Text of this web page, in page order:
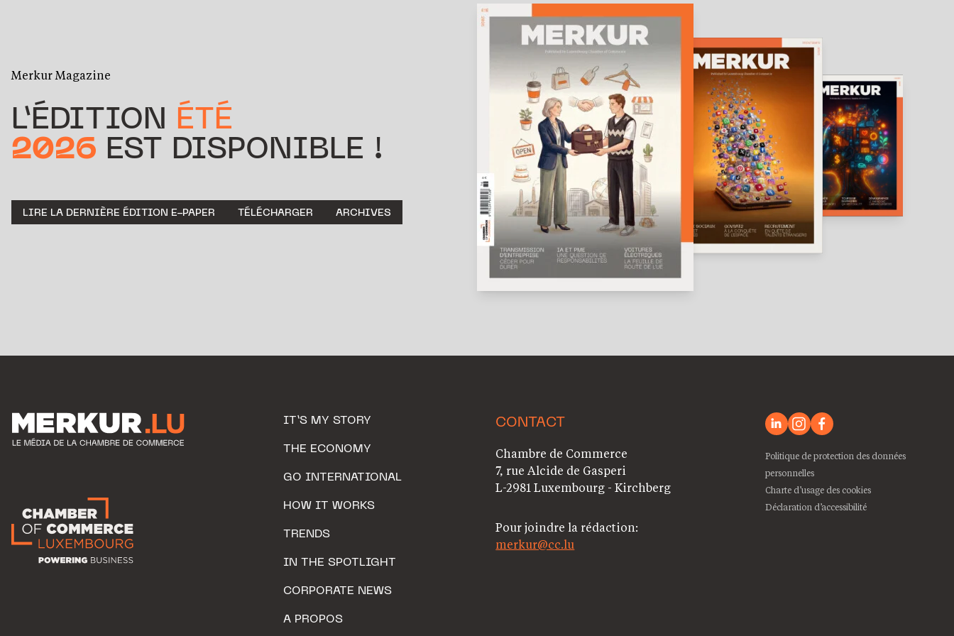
Merkur Magazine
L’ÉDITION ÉTÉ
2026 EST DISPONIBLE !
LIRE LA DERNIÈRE ÉDITION E-PAPER TÉLÉCHARGER ARCHIVES
IT’S MY STORY
THE ECONOMY
GO INTERNATIONAL
HOW IT WORKS
TRENDS
IN THE SPOTLIGHT
CORPORATE NEWS
A PROPOS
CONTACT
Chambre de Commerce
7, rue Alcide de Gasperi
L-2981 Luxembourg - Kirchberg
Pour joindre la rédaction:
merkur@cc.lu
Politique de protection des données
personnelles
Charte d’usage des cookies
Déclaration d’accessibilité